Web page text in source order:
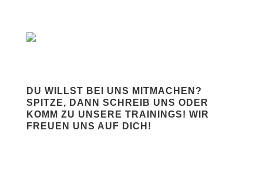
DU WILLST BEI UNS MITMACHEN?
SPITZE, DANN SCHREIB UNS ODER
KOMM ZU UNSERE TRAININGS! WIR
FREUEN UNS AUF DICH!